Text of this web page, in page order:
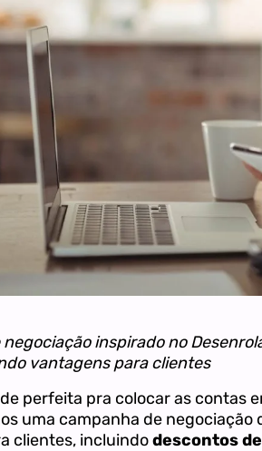
inspirado no
vantagens para clientes
perfeita pra colocar as contas
uma campanha de negociação
clientes, incluindodescontos